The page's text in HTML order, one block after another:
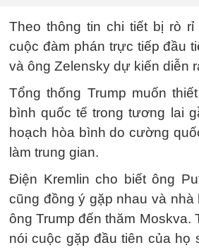
Theo thông tin chi tiết bị rò rỉ
cuộc đàm phán trực tiếp đầu
và ông Zelensky dự kiến diễn
Tổng thống Trump muốn
bình quốc tế trong tương lai
hoạch hòa bình do cường
làm trung gian.
Điện Kremlin cho biết ông
cũng đồng ý gặp nhau và nhà
ông Trump đến thăm Moskva.
nói cuộc gặp đầu tiên của họ